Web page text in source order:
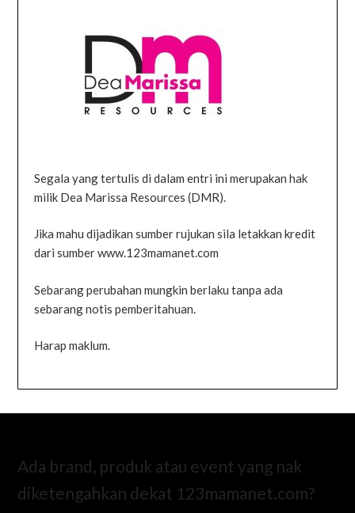
Segala yang tertulis di dalam entri ini merupakan hak
milik Dea Marissa Resources (DMR).
Jika mahu dijadikan sumber rujukan sila letakkan kredit
dari sumber www.123mamanet.com
Sebarang perubahan mungkin berlaku tanpa ada
sebarang notis pemberitahuan.
Harap maklum.
Ada brand, produk atau event yang nak
diketengahkan dekat 123mamanet.com?